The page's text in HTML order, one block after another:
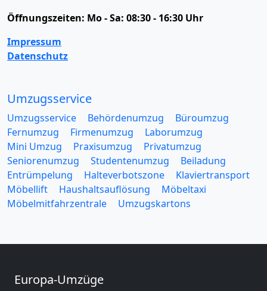
Öffnungszeiten: Mo - Sa: 08:30 - 16:30 Uhr
Impressum
Datenschutz
Umzugsservice
Umzugsservice Behördenumzug
Büroumzug
Fernumzug
Firmenumzug
Laborumzug
Mini Umzug
Praxisumzug
Privatumzug
Seniorenumzug
Studentenumzug
Beiladung
Entrümpelung
Halteverbotszone
Klaviertransport
Möbellift
Haushaltsauflösung
Möbeltaxi
Möbelmitfahrzentrale
Umzugskartons
Europa-Umzüge